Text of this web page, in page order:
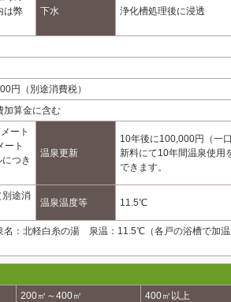
は弊
下水 浄化槽処理後に浸透
円（別途消費税）
加算金に含む
ート
ート
つき
温泉更新
10年後に100,000円（一
新料にて10年間温泉使用
できます。
途消
温泉温度等 11.5℃
：北軽白糸の湯 泉温：11.5℃（各戸の浴槽で加温
200㎡～400㎡
400㎡以上